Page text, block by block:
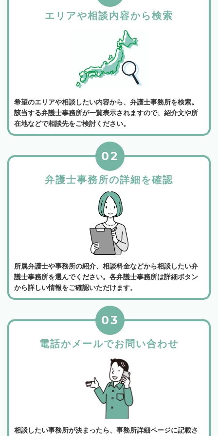
エリアや相談内容から検索
希望のエリアや相談したい内容から、弁護士事務所を検索。
該当する弁護士事務所が一覧表示されますので、紹介文や所
在地などで相談先をご検討ください。
弁護士事務所の詳細を確認
02
所属弁護士や事務所の紹介、相談料金などから相談したい弁
護士事務所を選んでください。各弁護士事務所は詳細ボタン
から詳しい情報をご確認いただけます。
電話かメールでお問い合わせ
03
相談したい事務所が決まったら、事務所詳細ページに記載さ